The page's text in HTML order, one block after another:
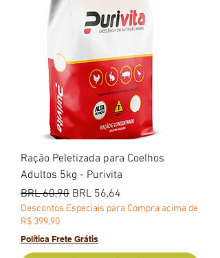
Ração Peletizada para Coelhos
Adultos 5kg - Purivita
Precio
BRL 60,90 Precio de oferta
BRL 56,64
Descontos Especiais para Compra acima de
R$ 399,90
Política Frete Grátis